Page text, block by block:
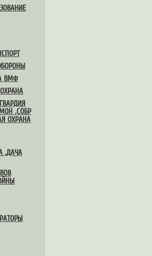
ВМФ
,СОБР
ОХРАНА
,ДАЧА